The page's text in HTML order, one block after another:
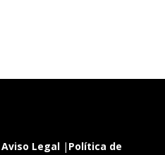
Aviso Legal| Política de